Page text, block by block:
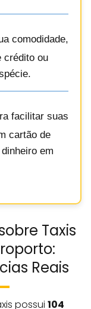
comodidade,
crédito ou
facilitar suas
cartão de
em
Taxis
Reais
possui 104